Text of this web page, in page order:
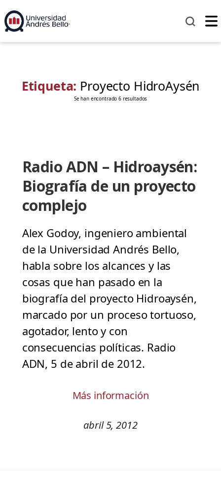
Etiqueta: Proyecto HidroAysén
Se han encontrado 6 resultados
Radio ADN – Hidroaysén:
Biografía de un proyecto
complejo
Alex Godoy, ingeniero ambiental
de la Universidad Andrés Bello,
habla sobre los alcances y las
cosas que han pasado en la
biografía del proyecto Hidroaysén,
marcado por un proceso tortuoso,
agotador, lento y con
consecuencias políticas. Radio
ADN, 5 de abril de 2012.
Más información
abril 5, 2012